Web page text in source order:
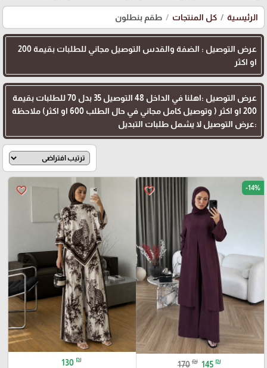
الرئيسية كل المنتجات طقم بنطلون
عرض التوصيل : الضفة والقدس التوصيل مجاني للطلبات بقيمة 200
او اكثر
عرض التوصيل :اهلنا في الداخل 48 التوصيل 35 بدل 70 للطلبات بقيمة
200 او اكثر ( وتوصيل كامل مجاني في حال الطلب 600 او اكثر) ملاحظة
:عرض التوصيل لا يشمل طلبات التبديل
favorite_border -14%
170 ₪ 145 ₪
favorite_border
130 ₪